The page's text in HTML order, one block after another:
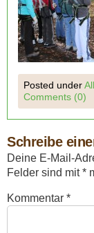
Posted under
Comments (0)
Schreibe
Deine E-Mail-
Felder sind mit*
Kommentar *